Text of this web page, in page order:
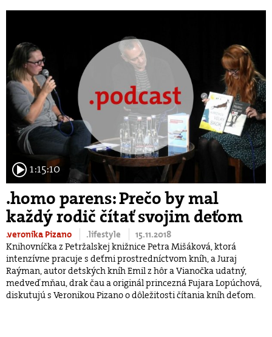
1:15:10
.homo parens: Prečo by mal
každý rodič čítať svojim deťom
.veronika Pizano .lifestyle
15.11.2018
Knihovníčka z Petržalskej knižnice Petra Mišáková​, ktorá
intenzívne pracuje s deťmi prostredníctvom kníh​, a Juraj
Raýman, autor detských kníh Emil z hôr a Vianočka udatný,
medveď mňau, drak čau a originál princezná Fujara Lopúchová​,
diskutujú s Veronikou Pizano o dôležitosti čítania kníh deťom.